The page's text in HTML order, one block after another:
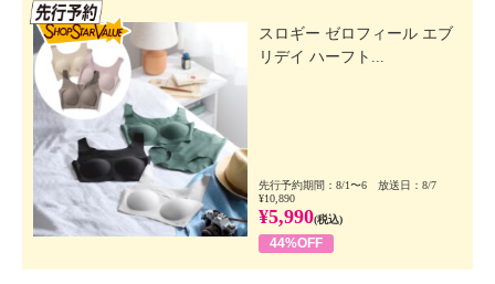
スロギー ゼロフィール エブ
リデイ ハーフト...
先行予約期間：8/1〜6 放送日：8/7
¥10,890
¥5,990(税込)
44%OFF